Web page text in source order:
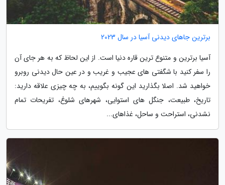
برترین جاهای دیدنی آسیا در سال 2023
آسیا برترین و متنوع ترین قاره دنیا است. از این لحاظ که به هر جای آن
را سفر کنید با شگفتی های عجیب و غریب و در عین حال دیدنی روبرو
خواهید شد. اصلا بگذارید این گونه بگوییم، به چه چیزی علاقه دارید:
تاریخ، طبیعت، جنگل های استوایی، شهرهای شلوغ، تفریحات تمام
نشدنی، استراحت و ساحل، غذاهای...